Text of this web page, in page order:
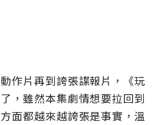
作片再到誇張諜報片，《玩
，雖然本集劇情想要拉回到
面都越來越誇張是事實，溫